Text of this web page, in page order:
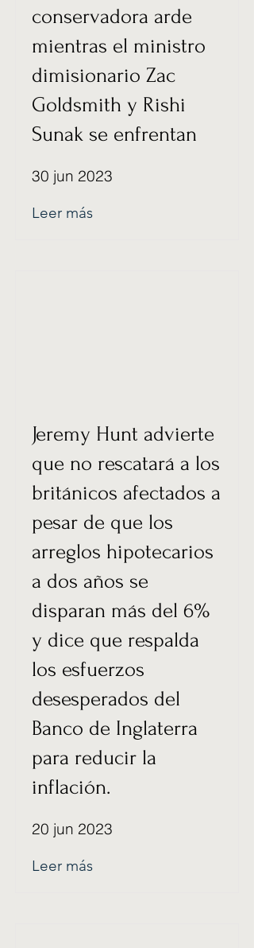
conservadora arde
mientras el ministro
dimisionario Zac
Goldsmith y Rishi
Sunak se enfrentan
30 jun 2023
Leer más
Jeremy Hunt advierte
que no rescatará a los
británicos afectados a
pesar de que los
arreglos hipotecarios
a dos años se
disparan más del 6%
y dice que respalda
los esfuerzos
desesperados del
Banco de Inglaterra
para reducir la
inflación.
20 jun 2023
Leer más